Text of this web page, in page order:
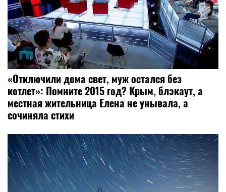
«Отключили дома свет, муж остался без
котлет»: Помните 2015 год? Крым, блэкаут, а
местная жительница Елена не унывала, а
сочиняла стихи